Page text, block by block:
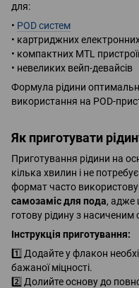
для:
• POD систем
• картриджних
• компактних MTL
• невеликих вейп-девайсів
Формула рідини
використання на POD-
Як приготувати
Приготування рідини на
кілька хвилин і не
формат часто
самозаміс для пода, адже
готову рідину з насиченим
Інструкція приготування:
1️⃣ Додайте у флакон
бажаної міцності.
2️⃣ Долийте основу до